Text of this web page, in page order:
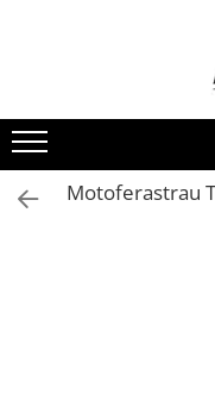
Acumulatori
Aparat gard electric
CanistreMotoferastrau